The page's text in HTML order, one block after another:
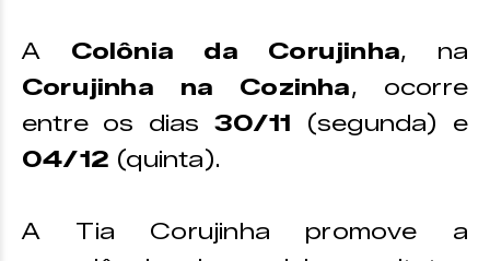
A Colônia da Corujinha, na
Corujinha na Cozinha, ocorre
entre os dias 30/11 (segunda) e
04/12 (quinta).
A Tia Corujinha promove a